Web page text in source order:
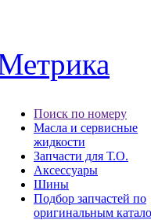
Поиск по номеру
Масла и сервисные
жидкости
Запчасти для Т.О.
Аксессуары
Шины
Подбор запчастей по
оригинальным